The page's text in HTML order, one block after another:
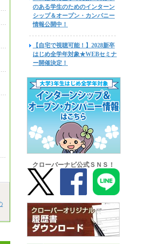
のある学生のためのインターン
シップ＆オープン・カンパニー
情報公開中！
【自宅で視聴可能！】2028新卒
はじめ全学年対象★WEBセミナ
ー開催決定！
クローバーナビ公式ＳＮＳ！